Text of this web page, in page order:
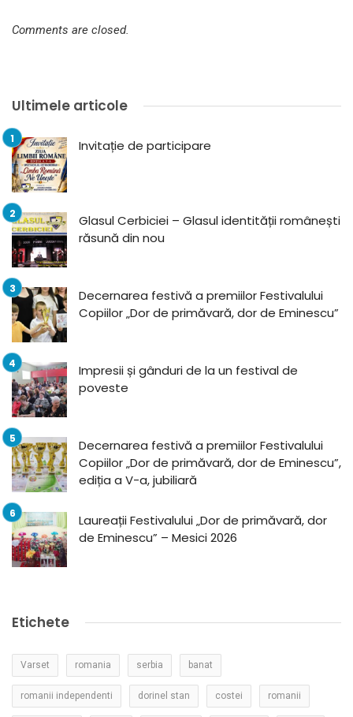
Comments are closed.
Ultimele articole
Invitație de participare
Glasul Cerbiciei – Glasul identității românești
răsună din nou
Decernarea festivă a premiilor Festivalului
Copiilor „Dor de primăvară, dor de Eminescu”
Impresii și gânduri de la un festival de
poveste
Decernarea festivă a premiilor Festivalului
Copiilor „Dor de primăvară, dor de Eminescu”,
ediția a V-a, jubiliară
Laureații Festivalului „Dor de primăvară, dor
de Eminescu” – Mesici 2026
Etichete
Varset romania serbia banat
romanii independenti dorinel stan costei romanii